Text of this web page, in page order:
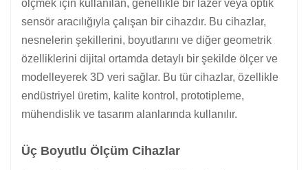
ölçmek için kullanılan, genellikle bir lazer veya optik
sensör aracılığıyla çalışan bir cihazdır. Bu cihazlar,
nesnelerin şekillerini, boyutlarını ve diğer geometrik
özelliklerini dijital ortamda detaylı bir şekilde ölçer ve
modelleyerek 3D veri sağlar. Bu tür cihazlar, özellikle
endüstriyel üretim, kalite kontrol, prototipleme,
mühendislik ve tasarım alanlarında kullanılır.
Üç Boyutlu Ölçüm Cihazlar